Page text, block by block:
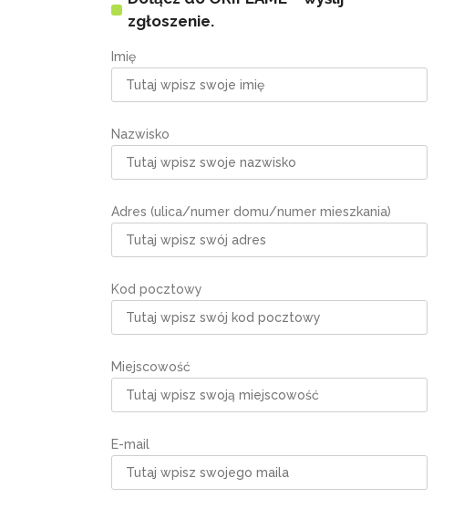
zgłoszenie.
Imię
Nazwisko
Adres (ulica/numer domu/numer mieszkania)
Kod pocztowy
Miejscowość
E-mail